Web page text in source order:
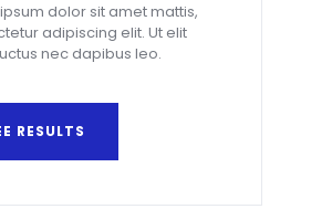
dolor sit amet mattis,
adipiscing elit. Ut elit
nec dapibus leo.
RESULTS